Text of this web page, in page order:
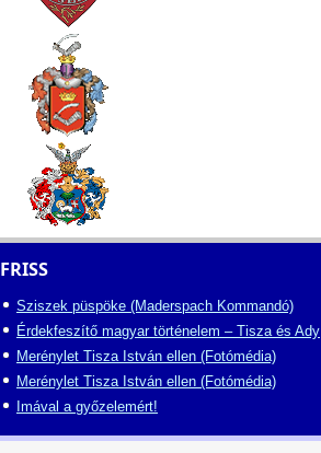
FRISS
Sziszek püspöke (Maderspach Kommandó)
Érdekfeszítő magyar történelem – Tisza és Ady
Merénylet Tisza István ellen (Fotómédia)
Merénylet Tisza István ellen (Fotómédia)
Imával a győzelemért!